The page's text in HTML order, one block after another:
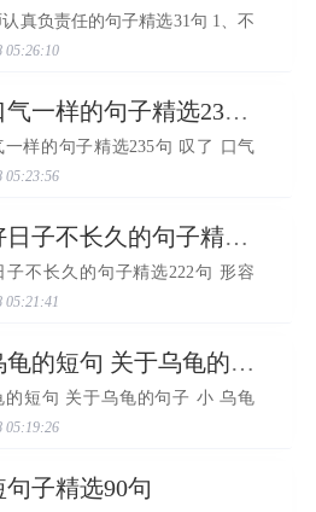
真负责任的句子精选31句 1、不
奋斗，不去创造，再美的青春
最后躲...
05:26:10
​叹了口气一样的句子精选235句
一样的句子精选235句 叹了 口气
2. 他静静凝望那一株在寒风凛冽
来为我盖...
05:23:56
​形容好日子不长久的句子精选222句
子不长久的句子精选222句 形容
次次磨砺后升高，当青春的温
当回首往...
05:21:41
​关于乌龟的短句 关于乌龟的句子
的短句 关于乌龟的句子 小 乌龟
小 乌龟 非常可爱，头是三角形
嫩红嫩红...
05:19:26
子精选90句